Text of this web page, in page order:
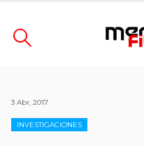
3 Abr, 2017
INVESTIGACIONES